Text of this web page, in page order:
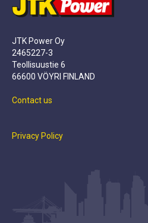
JTK Power Oy
2465227-3
Teollisuustie 6
66600 VÖYRI FINLAND
Contact us
Privacy Policy